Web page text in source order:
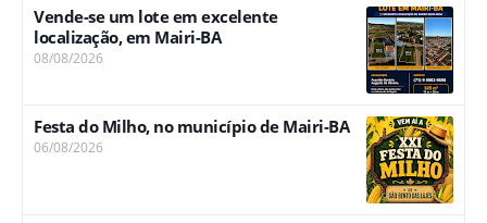
Vende-se um lote em excelente
localização, em Mairi-BA
08/08/2026
Festa do Milho, no município de Mairi-BA
06/08/2026